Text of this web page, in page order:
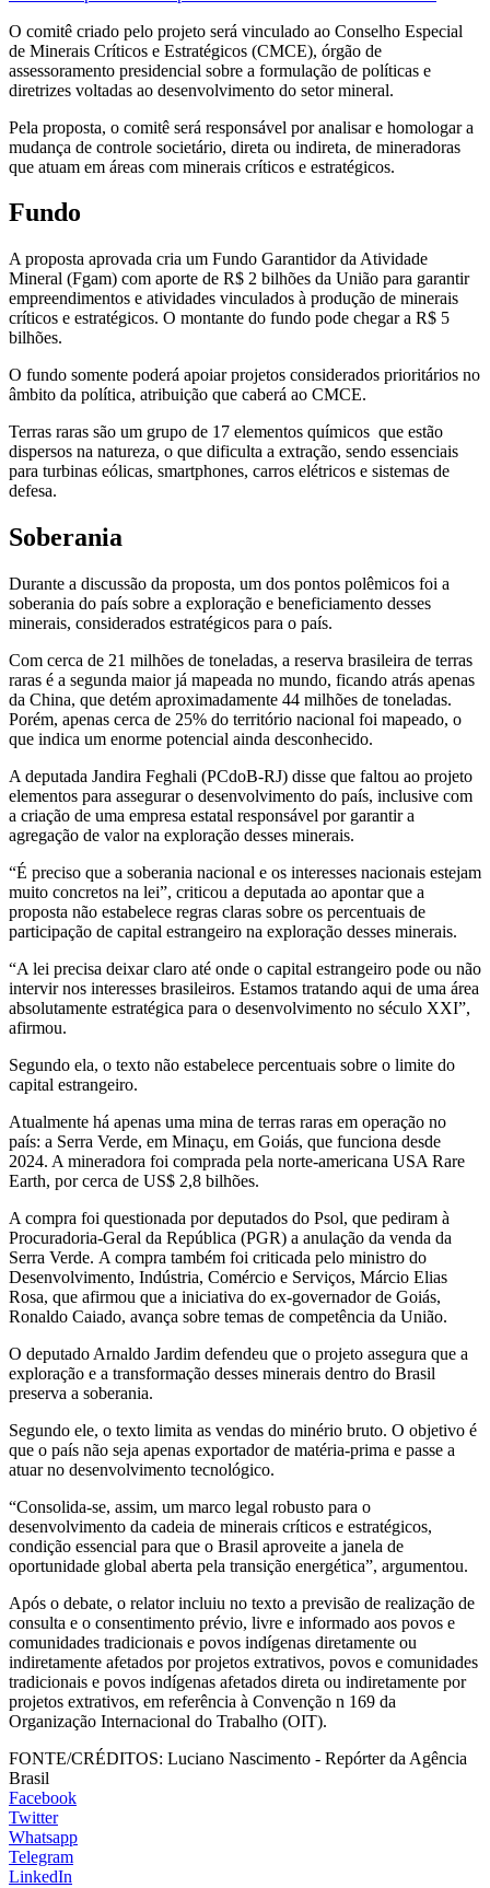
O comitê criado pelo projeto será vinculado ao Conselho Especial
de Minerais Críticos e Estratégicos (CMCE), órgão de
assessoramento presidencial sobre a formulação de políticas e
diretrizes voltadas ao desenvolvimento do setor mineral.
Pela proposta, o comitê será responsável por analisar e homologar a
mudança de controle societário, direta ou indireta, de mineradoras
que atuam em áreas com minerais críticos e estratégicos.
Fundo
A proposta aprovada cria um Fundo Garantidor da Atividade
Mineral (Fgam) com aporte de R$ 2 bilhões da União para garantir
empreendimentos e atividades vinculados à produção de minerais
críticos e estratégicos. O montante do fundo pode chegar a R$ 5
bilhões.
O fundo somente poderá apoiar projetos considerados prioritários no
âmbito da política, atribuição que caberá ao CMCE.
Terras raras são um grupo de 17 elementos químicos que estão
dispersos na natureza, o que dificulta a extração, sendo essenciais
para turbinas eólicas, smartphones, carros elétricos e sistemas de
defesa.
Soberania
Durante a discussão da proposta, um dos pontos polêmicos foi a
soberania do país sobre a exploração e beneficiamento desses
minerais, considerados estratégicos para o país.
Com cerca de 21 milhões de toneladas, a reserva brasileira de terras
raras é a segunda maior já mapeada no mundo, ficando atrás apenas
da China, que detém aproximadamente 44 milhões de toneladas.
Porém, apenas cerca de 25% do território nacional foi mapeado, o
que indica um enorme potencial ainda desconhecido.
A deputada Jandira Feghali (PCdoB-RJ) disse que faltou ao projeto
elementos para assegurar o desenvolvimento do país, inclusive com
a criação de uma empresa estatal responsável por garantir a
agregação de valor na exploração desses minerais.
“É preciso que a soberania nacional e os interesses nacionais estejam
muito concretos na lei”, criticou a deputada ao apontar que a
proposta não estabelece regras claras sobre os percentuais de
participação de capital estrangeiro na exploração desses minerais.
“A lei precisa deixar claro até onde o capital estrangeiro pode ou não
intervir nos interesses brasileiros. Estamos tratando aqui de uma área
absolutamente estratégica para o desenvolvimento no século XXI”,
afirmou.
Segundo ela, o texto não estabelece percentuais sobre o limite do
capital estrangeiro.
Atualmente há apenas uma mina de terras raras em operação no
país: a Serra Verde, em Minaçu, em Goiás, que funciona desde
2024. A mineradora foi comprada pela norte-americana USA Rare
Earth, por cerca de US$ 2,8 bilhões.
A compra foi questionada por deputados do Psol, que pediram à
Procuradoria-Geral da República (PGR) a anulação da venda da
Serra Verde. A compra também foi criticada pelo ministro do
Desenvolvimento, Indústria, Comércio e Serviços, Márcio Elias
Rosa, que afirmou que a iniciativa do ex-governador de Goiás,
Ronaldo Caiado, avança sobre temas de competência da União.
O deputado Arnaldo Jardim defendeu que o projeto assegura que a
exploração e a transformação desses minerais dentro do Brasil
preserva a soberania.
Segundo ele, o texto limita as vendas do minério bruto. O objetivo é
que o país não seja apenas exportador de matéria-prima e passe a
atuar no desenvolvimento tecnológico.
“Consolida-se, assim, um marco legal robusto para o
desenvolvimento da cadeia de minerais críticos e estratégicos,
condição essencial para que o Brasil aproveite a janela de
oportunidade global aberta pela transição energética”, argumentou.
Após o debate, o relator incluiu no texto a previsão de realização de
consulta e o consentimento prévio, livre e informado aos povos e
comunidades tradicionais e povos indígenas diretamente ou
indiretamente afetados por projetos extrativos, povos e comunidades
tradicionais e povos indígenas afetados direta ou indiretamente por
projetos extrativos, em referência à Convenção n 169 da
Organização Internacional do Trabalho (OIT).
FONTE/CRÉDITOS: Luciano Nascimento - Repórter da Agência
Brasil
Facebook
Twitter
Whatsapp
Telegram
LinkedIn